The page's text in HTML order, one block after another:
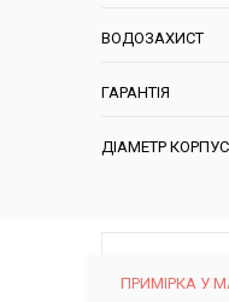
ВОДОЗАХИСТ
ГАРАНТІЯ
ДІАМЕТР
ПРИМІРКА У